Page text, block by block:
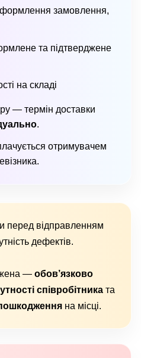
замовлення,
та підтверджене
на складі
— термін доставки
.
отримувачем
перед відправленням
дефектів.
— обов’язково
співробітника та
на місці.